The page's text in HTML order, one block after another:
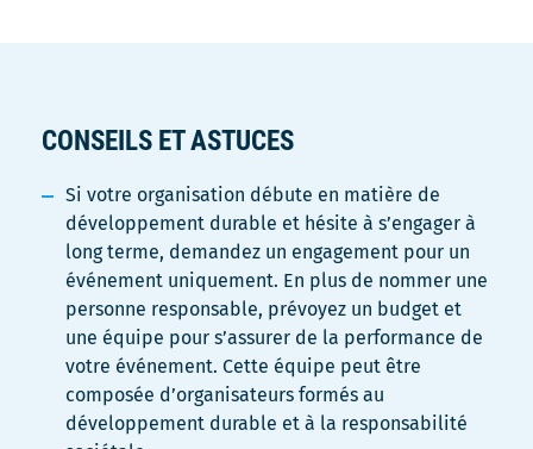
CONSEILS ET ASTUCES
Si votre organisation débute en matière de
développement durable et hésite à s’engager à
long terme, demandez un engagement pour un
événement uniquement. En plus de nommer une
personne responsable, prévoyez un budget et
une équipe pour s’assurer de la performance de
votre événement. Cette équipe peut être
composée d’organisateurs formés au
développement durable et à la responsabilité